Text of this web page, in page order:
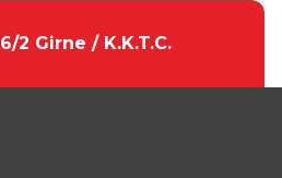
2 Girne / K.K.T.C.